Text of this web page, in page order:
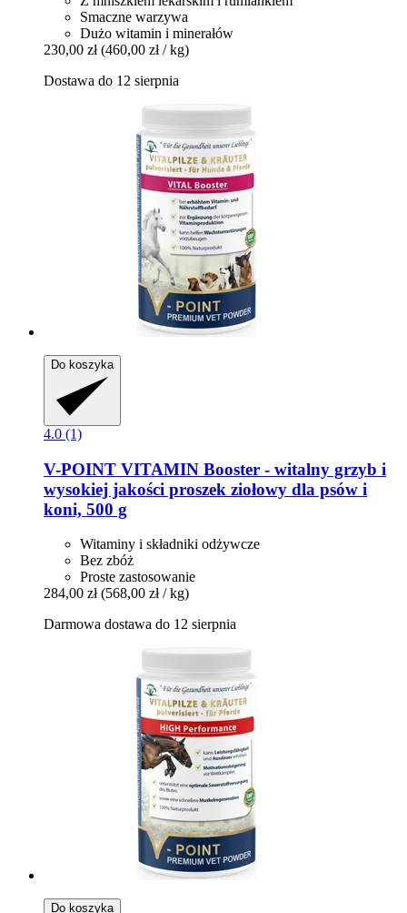
Smaczne warzywa
Dużo witamin i minerałów
230,00 zł (460,00 zł / kg)
Dostawa do 12 sierpnia
Do koszyka
4.0 (1)
V-POINT VITAMIN Booster -​ witalny grzyb i
wysokiej jakości proszek ziołowy dla psów i
koni, 500 g
Witaminy i składniki odżywcze
Bez zbóż
Proste zastosowanie
284,00 zł (568,00 zł / kg)
Darmowa dostawa do 12 sierpnia
Do koszyka